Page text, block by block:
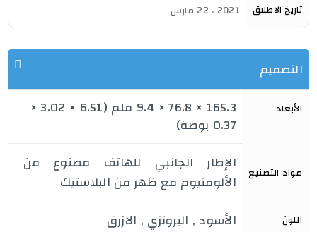
تاريخ الاطلاق 2021 ، 22 مارس
التصميم
الأبعاد
165.3 × 76.8 × 9.4 ملم (6.51 × 3.02 ×
0.37 بوصة)
مواد التصنيع
الإطار الجانبي للهاتف مصنوع من
الألومنيوم مع ظهر من البلاستيك
اللون الأسود , البرونزي , الازرق